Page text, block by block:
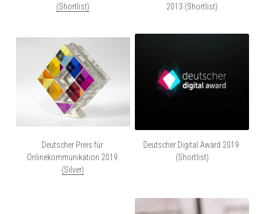
(Shortlist)
2013 (Shortlist)
Deutscher Preis für
(Silver)​
Deutscher Digital Award 2019
(Shortlist)